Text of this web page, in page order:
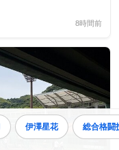
伊澤星花 総合格闘
8時間前